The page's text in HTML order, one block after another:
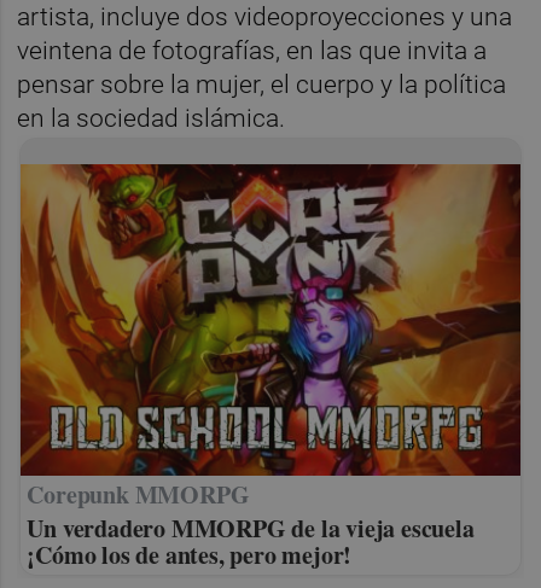
artista, incluye dos videoproyecciones y una
veintena de fotografías, en las que invita a
pensar sobre la mujer, el cuerpo y la política
en la sociedad islámica.
Corepunk MMORPG
Un verdadero MMORPG de la vieja escuela
¡Cómo los de antes, pero mejor!